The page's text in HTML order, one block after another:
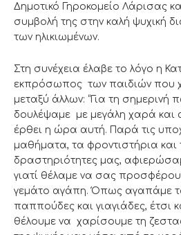
Δημοτικό Γηροκομείο Λάρισας
συμβολή της στην καλή ψυχική
των ηλικιωμένων.
Στη συνέχεια έλαβε το λόγο η
εκπρόσωπος των παιδιών που
μεταξύ άλλων: “Για τη σημερινή
δουλέψαμε με μεγάλη χαρά
έρθει η ώρα αυτή. Παρά τις
μαθήματα, τα φροντιστήρια και
δραστηριότητες μας,
γιατί θέλαμε να σας
γεμάτο αγάπη. Όπως αγαπάμε
παππούδες και γιαγιάδες, έτσι
θέλουμε να χαρίσουμε τη